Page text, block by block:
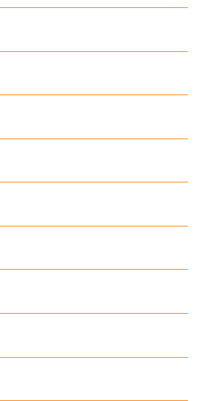
18, 31B, 914, 970, 702,
12A, 14, 15, 17, 21,
107, 111, 116, 297,